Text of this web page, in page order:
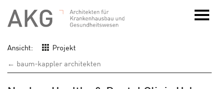
Ansicht:
Projekt
← baum-kappler architekten